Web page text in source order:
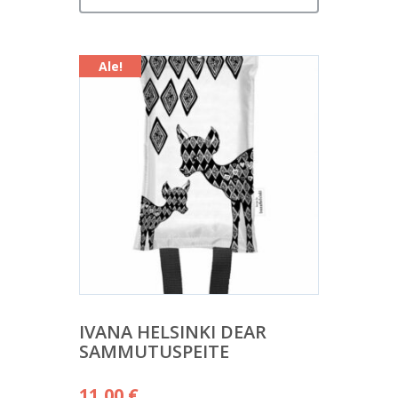
Ale!
IVANA HELSINKI DEAR
SAMMUTUSPEITE